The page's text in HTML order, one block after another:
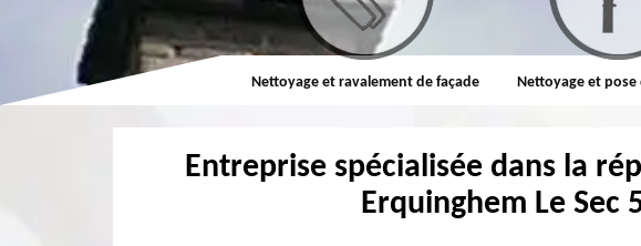
Couvreur Nettoyage et ravalement de façade Nettoyage et
Entreprise spécialisée dans la
Erquinghem Le Sec